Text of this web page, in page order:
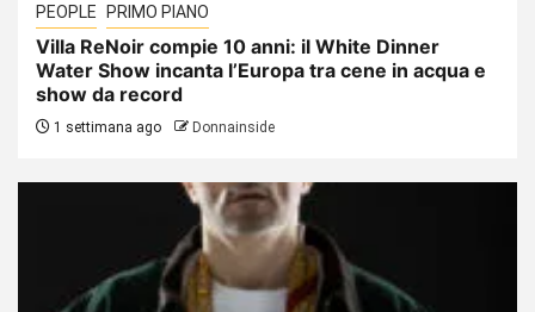
PEOPLE PRIMO PIANO
Villa ReNoir compie 10 anni: il White Dinner
Water Show incanta l’Europa tra cene in acqua e
show da record
1 settimana ago Donnainside